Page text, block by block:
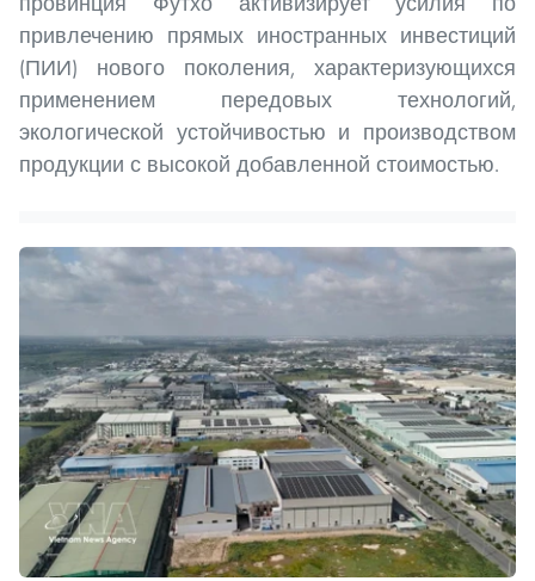
привлечению прямых иностранных инвестиций
(ПИИ) нового поколения, характеризующихся
применением передовых технологий,
экологической устойчивостью и производством
продукции с высокой добавленной стоимостью.